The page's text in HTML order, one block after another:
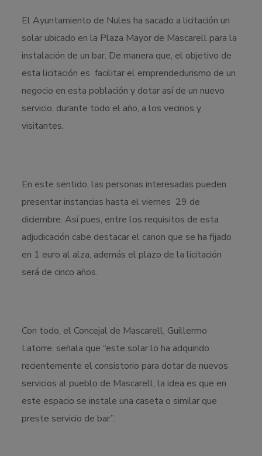
El Ayuntamiento de Nules ha sacado a licitación un
solar ubicado en la Plaza Mayor de Mascarell para la
instalación de un bar. De manera que, el objetivo de
esta licitación es facilitar el emprendedurismo de un
negocio en esta población y dotar así de un nuevo
servicio, durante todo el año, a los vecinos y
visitantes.
En este sentido, las personas interesadas pueden
presentar instancias hasta el viernes 29 de
diciembre. Así pues, entre los requisitos de esta
adjudicación cabe destacar el canon que se ha fijado
en 1 euro al alza, además el plazo de la licitación
será de cinco años.
Con todo, el Concejal de Mascarell, Guillermo
Latorre, señala que “este solar lo ha adquirido
recientemente el consistorio para dotar de nuevos
servicios al pueblo de Mascarell, la idea es que en
este espacio se instale una caseta o similar que
preste servicio de bar”.